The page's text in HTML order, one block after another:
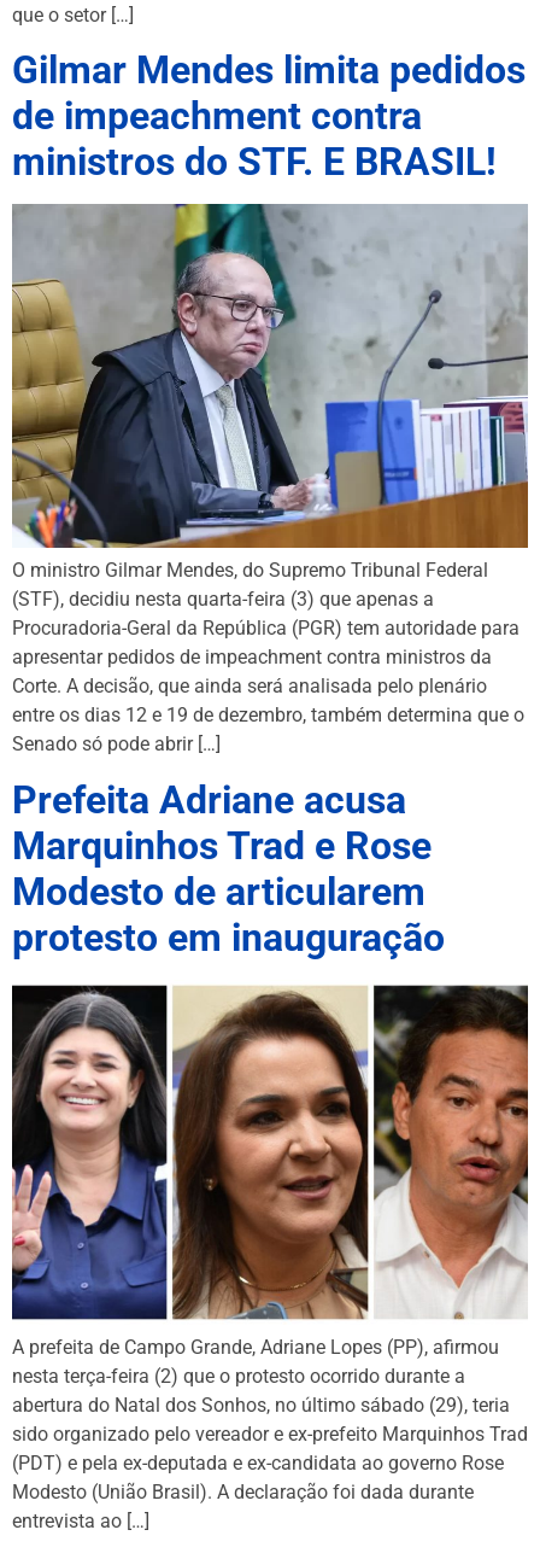
que o setor […]
Gilmar Mendes limita pedidos
de impeachment contra
ministros do STF. E BRASIL!
O ministro Gilmar Mendes, do Supremo Tribunal Federal
(STF), decidiu nesta quarta-feira (3) que apenas a
Procuradoria-Geral da República (PGR) tem autoridade para
apresentar pedidos de impeachment contra ministros da
Corte. A decisão, que ainda será analisada pelo plenário
entre os dias 12 e 19 de dezembro, também determina que o
Senado só pode abrir […]
Prefeita Adriane acusa
Marquinhos Trad e Rose
Modesto de articularem
protesto em inauguração
A prefeita de Campo Grande, Adriane Lopes (PP), afirmou
nesta terça-feira (2) que o protesto ocorrido durante a
abertura do Natal dos Sonhos, no último sábado (29), teria
sido organizado pelo vereador e ex-prefeito Marquinhos Trad
(PDT) e pela ex-deputada e ex-candidata ao governo Rose
Modesto (União Brasil). A declaração foi dada durante
entrevista ao […]